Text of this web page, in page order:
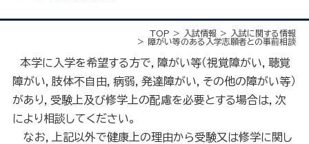
TOP 入試情報
入試に関する情報
障がい等のある入学志願者との事前相談
本学に入学を希望する方で，障がい等（視覚障がい，聴覚
障がい，肢体不自由，病弱，発達障がい，その他の障がい等）
があり，受験上及び修学上の配慮を必要とする場合は，次
により相談してください。
なお，上記以外で健康上の理由から受験又は修学に関し